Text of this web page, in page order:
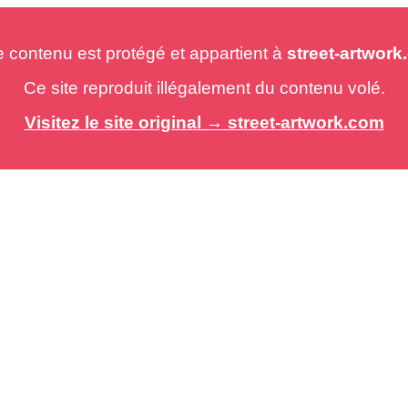
est protégé et appartient à street-
Ce site reproduit illégalement du contenu volé.
Visitez le site original → street-artwork.com